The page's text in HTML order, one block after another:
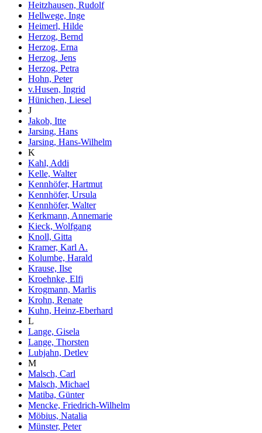
Heitzhausen, Rudolf
Hellwege, Inge
Heimerl, Hilde
Herzog, Bernd
Herzog, Erna
Herzog, Jens
Herzog, Petra
Hohn, Peter
v.Husen, Ingrid
Hünichen, Liesel
J
Jakob, Itte
Jarsing, Hans
Jarsing, Hans-Wilhelm
K
Kahl, Addi
Kelle, Walter
Kennhöfer, Hartmut
Kennhöfer, Ursula
Kennhöfer, Walter
Kerkmann, Annemarie
Kieck, Wolfgang
Knoll, Gitta
Kramer, Karl A.
Kolumbe, Harald
Krause, Ilse
Kroehnke, Elfi
Krogmann, Marlis
Krohn, Renate
Kuhn, Heinz-Eberhard
L
Lange, Gisela
Lange, Thorsten
Lubjahn, Detlev
M
Malsch, Carl
Malsch, Michael
Matiba, Günter
Mencke, Friedrich-Wilhelm
Möbius, Natalia
Münster, Peter